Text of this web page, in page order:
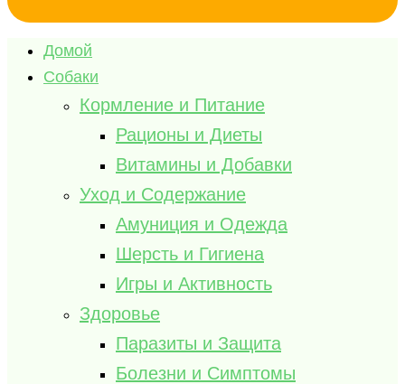
Домой
Собаки
Кормление и Питание
Рационы и Диеты
Витамины и Добавки
Уход и Содержание
Амуниция и Одежда
Шерсть и Гигиена
Игры и Активность
Здоровье
Паразиты и Защита
Болезни и Симптомы